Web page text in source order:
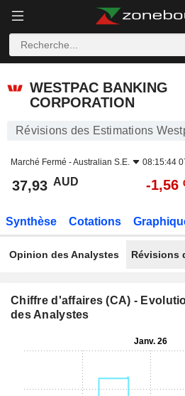
WESTPAC BANKING
CORPORATION
Révisions des Estimations
Marché Fermé -Australian S.E. 08:15:44
37,93 AUD -1,56
Synthèse Cotations
Opinion des Analystes Révisions
Chiffre d'affaires (CA) -
des Analystes